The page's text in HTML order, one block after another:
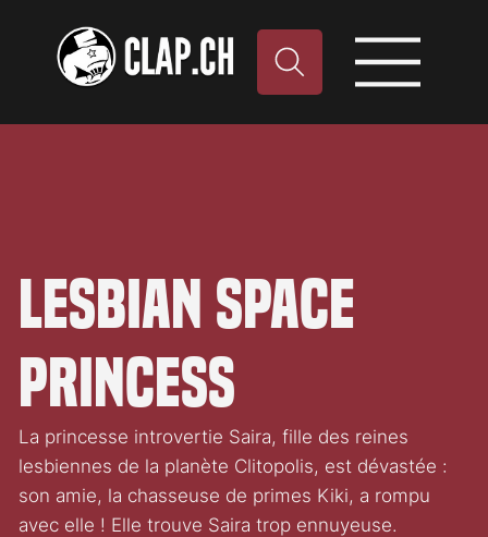
Lesbian Space
Princess
La princesse introvertie Saira, fille des reines
lesbiennes de la planète Clitopolis, est dévastée :
son amie, la chasseuse de primes Kiki, a rompu
avec elle ! Elle trouve Saira trop ennuyeuse.